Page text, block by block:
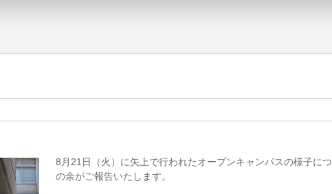
8月21日（火）に矢上で行われたオープンキャンパスの様子に
の余がご報告いたします。